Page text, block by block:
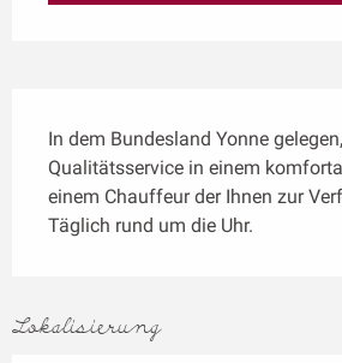
In dem Bundesland Yonne
Qualitätsservice in einem
einem Chauffeur der Ihnen zur
Täglich rund um die Uhr.
Lokalisierung